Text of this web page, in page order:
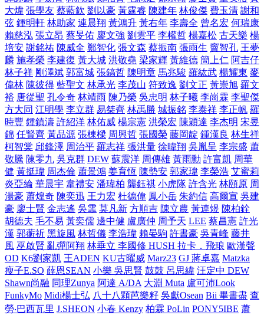
大煒 張學友 蔡藍欽 劉以豪 黃霆睿 陳建年 林俊傑 費玉清 謝和
弦 鍾明軒 林助家 連晨翔 黃鴻升 黃右年 李壽全 曾名宏 何瑞康
賴慈泓 張立昂 蔡旻佑 廖文強 劉雲平 李權哲 楊嘉松 古天樂 楊
培安 謝銘祐 陳威全 鄭智化 張文森 蔡振南 張雨生 竇智孔 王夢
麟 施孝榮 李建復 黃大城 洪敬堯 梁家輝 黃維德 簡上仁 阿吉仔
林子祥 剛澤斌 郭富城 張鎬哲 陳明章 馬兆駿 羅紘武 楊耀東 麥
偉林 陳彼得 藍聖文 林承光 李茂山 符致逸 劉文正 黃崇旭 羅文
裕 唐從聖 孔令奇 林靖雨 陳乃榮 吳忠明 林子曦 李崗霖 李聖傑
方大同 江明學 李立群 易桀齊 林禹勝 城振銘 李泰祥 李正帆 羅
時豐 鍾鎮濤 許紹洋 林佑威 楊宗憲 洪榮宏 陳穎達 李杰明 宋昱
錦 任賢齊 黃品源 張棟樑 周興哲 張國榮 藤岡靛 鍾漢良 林生祥
柯智棠 邱鋒澤 周治平 羅志祥 張洪量 徐暐翔 吳胤呈 李宗盛 蕭
敬騰 陳零九 吳克群 DEW 蘇震洋 周傳雄 黃雨勳 許富凱 周華
健 黃挺瑋 周杰倫 蕭景鴻 姜育恆 陳勢安 郭家瑋 李榮浩 艾蜜莉
炎亞綸 華晨宇 韋禮安 潘瑋柏 龔鈺祺 小虎隊 許含光 林頤原 周
湯豪 蕭煌奇 陳奕迅 王力宏 杜德偉 鳳小岳 朱約信 高爾宣 吳建
豪 廖士賢 金志遙 吳霏 莫凡新 方順吉 陳立農 黃連煜 陳柏銓
胡德夫 毛不易 黃奕儒 邊中健 盧廣仲 周予天 LEE 蔡昌憲 許光
漢 郭蘅祈 黑旋風 林哲儀 李浩瑋 賴晏駒 許書豪 吳青峰 藤井
風 巫啟賢 亂彈阿翔 林垂立 李國修 HUSH 拉卡．飛琅 歐漢聲
OD K6劉家凱 王ADEN KU古曜威 Marz23 GJ 蔣卓嘉 Matzka
瘦子E.SO 薛恩SEAN 小樂 吳思賢 鼓鼓 呂思緯 汪定中 DEW
Shawn尚融 同理Zunya 阿達 A/DA 大淵 Muta 盧可沛Look
FunkyMo Midi楊士弘 八十八顆芭樂籽 吳獻Osean Bii 畢書盡 查
勞‧巴西瓦里 J.SHEON 小春 Kenzy 柏霖 PoLin PONY5IBE 蕭